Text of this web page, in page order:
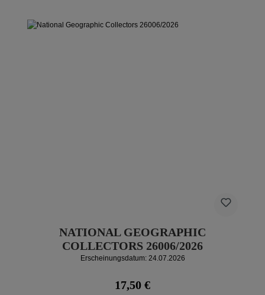
NATIONAL GEOGRAPHIC
COLLECTORS 26006/2026
Erscheinungsdatum: 24.07.2026
Regulärer Preis:
17,50 €